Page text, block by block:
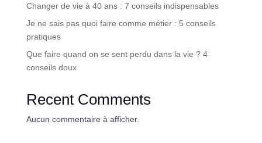
Changer de vie à 40 ans : 7 conseils indispensables
Je ne sais pas quoi faire comme métier : 5 conseils
pratiques
Que faire quand on se sent perdu dans la vie ? 4
conseils doux
Recent Comments
Aucun commentaire à afficher.